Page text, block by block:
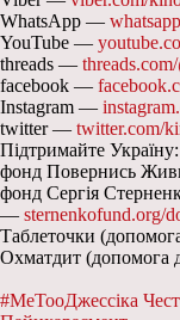
WhatsApp —
YouTube —
threads —
facebook —
Instagram —
twitter — twitter.com/
Підтримайте Україну:
фонд Повернись
фонд Сергія
— sternenkofund.org/
Таблеточки
Охматдит (допомога
#MeTooДжессіка